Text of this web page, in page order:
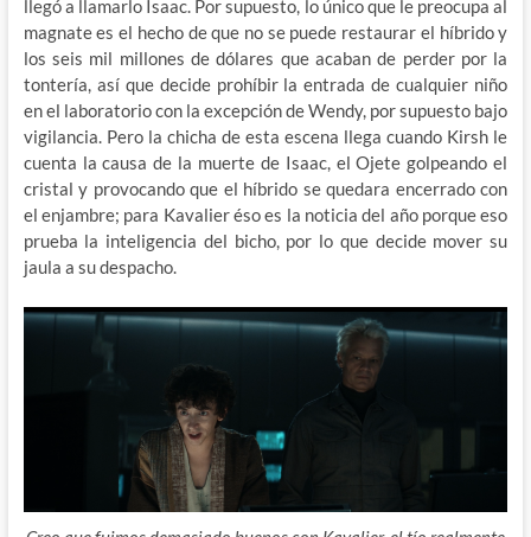
llegó a llamarlo Isaac. Por supuesto, lo único que le preocupa al
magnate es el hecho de que no se puede restaurar el híbrido y
los seis mil millones de dólares que acaban de perder por la
tontería, así que decide prohíbir la entrada de cualquier niño
en el laboratorio con la excepción de Wendy, por supuesto bajo
vigilancia. Pero la chicha de esta escena llega cuando Kirsh le
cuenta la causa de la muerte de Isaac, el Ojete golpeando el
cristal y provocando que el híbrido se quedara encerrado con
el enjambre; para Kavalier éso es la noticia del año porque eso
prueba la inteligencia del bicho, por lo que decide mover su
jaula a su despacho.